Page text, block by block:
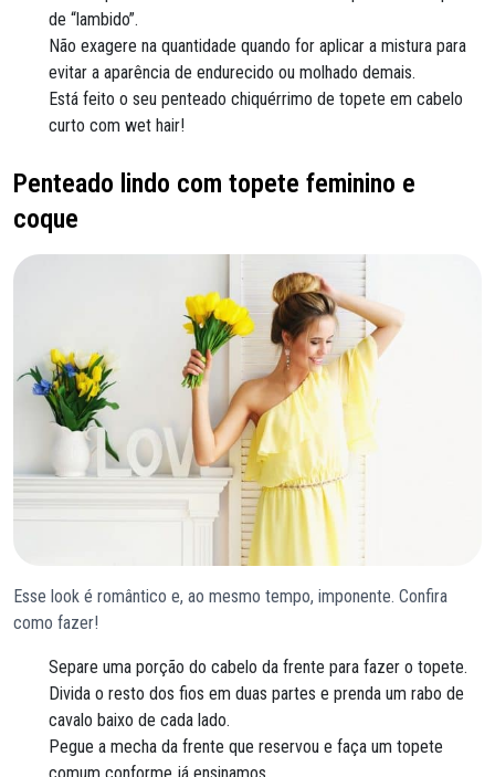
de “lambido”.
Não exagere na quantidade quando for aplicar a mistura para
evitar a aparência de endurecido ou molhado demais.
Está feito o seu penteado chiquérrimo de topete em cabelo
curto com wet hair!
Penteado lindo com topete feminino e
coque
Esse look é romântico e, ao mesmo tempo, imponente. Confira
como fazer!
Separe uma porção do cabelo da frente para fazer o topete.
Divida o resto dos fios em duas partes e prenda um rabo de
cavalo baixo de cada lado.
Pegue a mecha da frente que reservou e faça um topete